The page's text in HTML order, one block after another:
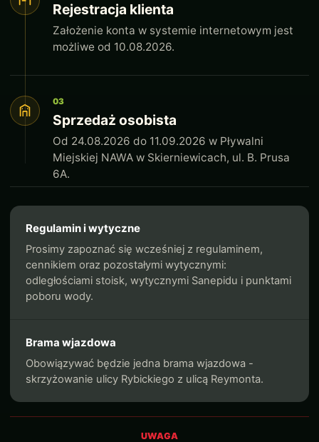
Rejestracja klienta
Założenie konta w systemie internetowym jest
możliwe od 10.08.2026.
03
Sprzedaż osobista
Od 24.08.2026 do 11.09.2026 w Pływalni
Miejskiej NAWA w Skierniewicach, ul. B. Prusa
6A.
Regulamin i wytyczne
Prosimy zapoznać się wcześniej z regulaminem,
cennikiem oraz pozostałymi wytycznymi:
odległościami stoisk, wytycznymi Sanepidu i punktami
poboru wody.
Brama wjazdowa
Obowiązywać będzie jedna brama wjazdowa -
skrzyżowanie ulicy Rybickiego z ulicą Reymonta.
UWAGA